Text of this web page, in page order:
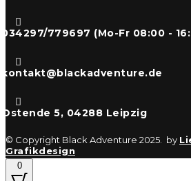

034297/779697 (Mo-Fr 08:00 -

kontakt@blackadventure.de

Ostende 5, 04288 Leipzig
© Copyright Black Adventure 2025. by
Grafikdesign
0